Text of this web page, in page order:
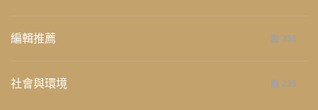
編輯推薦 236
社會與環境 235